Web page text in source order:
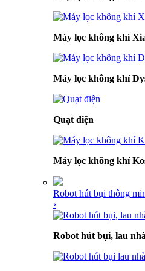
Máy lọc không khí
Máy lọc không khí
Quạt điện
Máy lọc không khí
Robot hút bụi thông
›
Robot hút bụi, lau